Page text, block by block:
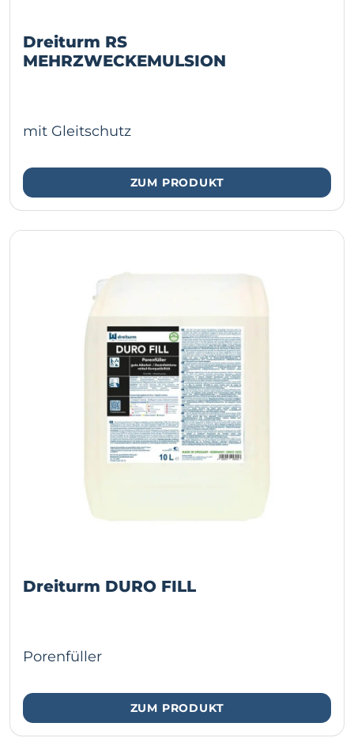
Dreiturm RS
MEHRZWECKEMULSION
mit Gleitschutz
ZUM PRODUKT
Dreiturm DURO FILL
Porenfüller
ZUM PRODUKT